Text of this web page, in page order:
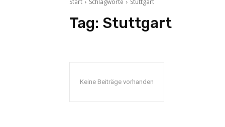
Start Schlagworte Stuttgart
Tag: Stuttgart
Keine Beiträge vorhanden